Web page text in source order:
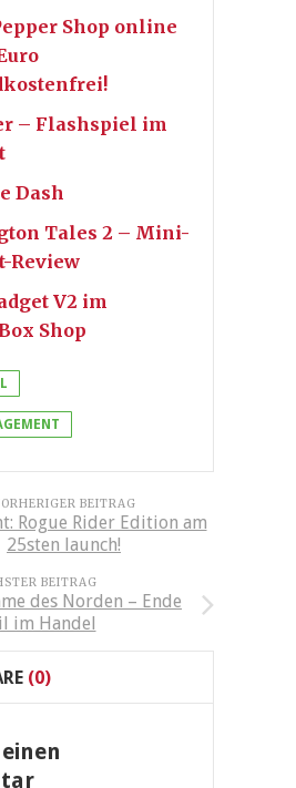
Shop online
– Flashspiel im
Dash
Tales 2 – Mini-
Review
V2 im
Shop
BEITRAG
Rogue Rider Edition am
25sten launch!
BEITRAG
des Norden – Ende
im Handel
(0)